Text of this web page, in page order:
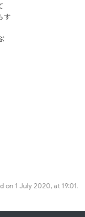
す
on 1 July 2020, at 19:01.